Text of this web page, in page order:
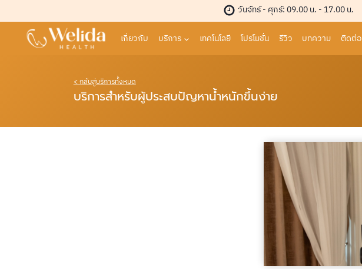
to
content
วันจัทร์ - ศุกร์: 09.00 น. - 17.00 น.
เกี่ยวกับ บริการ เทคโนโลยี โปรโมชั่น รีวิว บทความ ติดต่อ
< กลับสู่บริการทั้งหมด
บริการสำหรับผู้ประสบปัญหาน้ำหนักขึ้นง่าย